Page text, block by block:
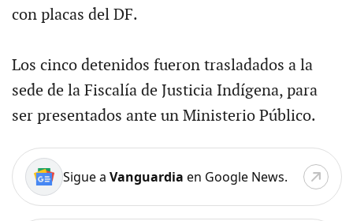
con placas del DF.
Los cinco detenidos fueron trasladados a la
sede de la Fiscalía de Justicia Indígena, para
ser presentados ante un Ministerio Público.
Sigue a Vanguardia en Google News.